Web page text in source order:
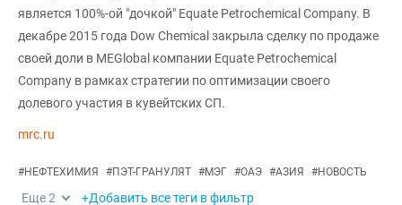
является 100%-ой "дочкой" Equate Petrochemical Company. В
декабре 2015 года Dow Chemical закрыла сделку по продаже
своей доли в MEGlobal компании Equate Petrochemical
Company в рамках стратегии по оптимизации своего
долевого участия в кувейтских СП.
mrc.ru
#НЕФТЕХИМИЯ #ПЭТ-ГРАНУЛЯТ #МЭГ #ОАЭ #АЗИЯ #НОВОСТЬ
Еще2 +Добавить все теги в фильтр